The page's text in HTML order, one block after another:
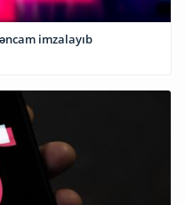
imzalayıb